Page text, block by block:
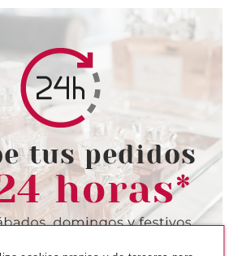
ESSENCE
ESSENCE METAL ART
DE LABIOS Y
02 YOU'RE MERMAZING
4.65€
11%
desde
4.16€